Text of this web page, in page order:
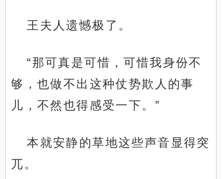
王夫人遗憾极了。
“那可真是可惜，可惜我身份不
够，也做不出这种仗势欺人的事
儿，不然也得感受一下。”
本就安静的草地这些声音显得突
兀。